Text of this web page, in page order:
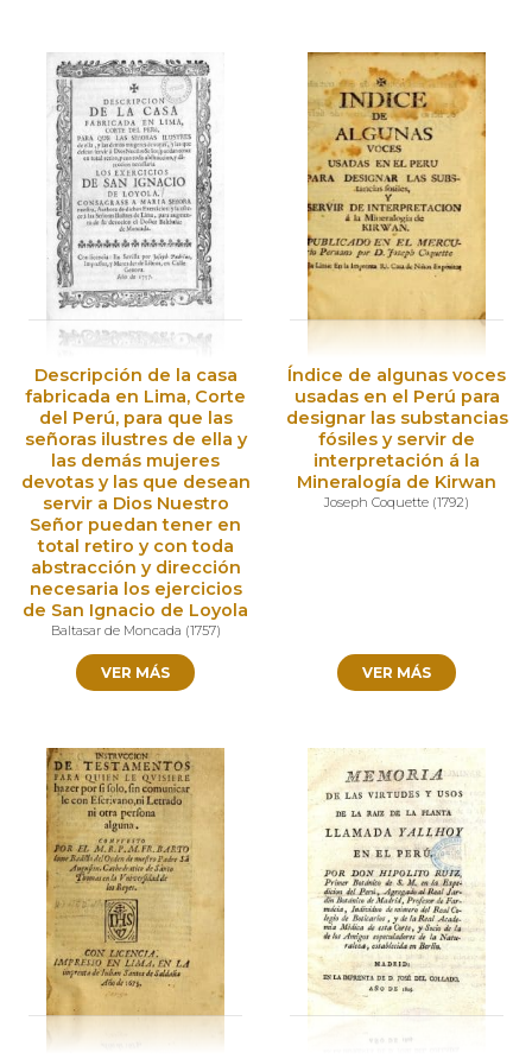
Descripción de la casa
fabricada en Lima, Corte
del Perú, para que las
señoras ilustres de ella y
las demás mujeres
devotas y las que desean
servir a Dios Nuestro
Señor puedan tener en
total retiro y con toda
abstracción y dirección
necesaria los ejercicios
de San Ignacio de Loyola
Baltasar de Moncada (1757)
VER MÁS
Índice de algunas voces
usadas en el Perú para
designar las substancias
fósiles y servir de
interpretación á la
Mineralogía de Kirwan
Joseph Coquette (1792)
VER MÁS